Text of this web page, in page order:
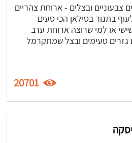
צבעוניים ובצלים - ארוחת צהריים
בתנור בסילאן הכי טעים
או למי שרוצה ארוחת ערב
גזרים טעימים ובצל שמתקרמל
20701